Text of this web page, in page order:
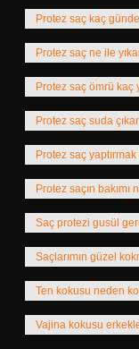
Protez saç kaç
Protez saç ne ile
Protez saç ömrü kaç
Protez saç suda çıkar
Protez saç yaptırmak
Protez saçın bakımı
Saç protezi gusül
Saçlarımın güzel
Ten kokusu neden
Vajina kokusu